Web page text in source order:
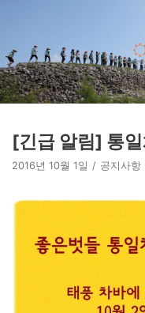
츠
로
건
뛰
기
[긴급 알림] 통
2016년 10월 1일 공지사항